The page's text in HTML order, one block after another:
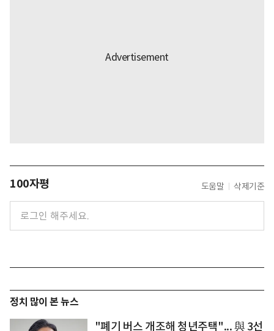
100자평 도움말 삭제기준
정치 많이 본 뉴스
"폐기 버스 개조해 청년주택"... 與 3선